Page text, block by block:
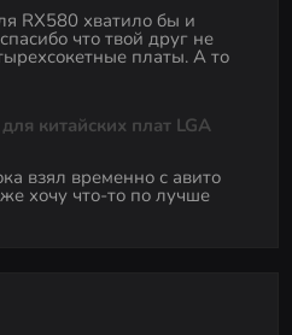
RX580 хватило бы и
что твой друг не
платы. А то
китайских плат LGA
взял временно с авито
хочу что-то по лучше